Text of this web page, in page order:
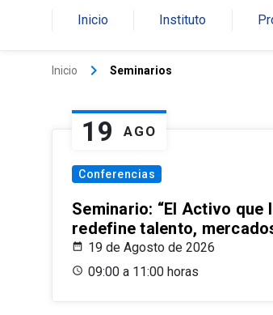
Inicio Instituto
Inicio keyboard_arrow_right Seminarios
19 AGO
Conferencias
Seminario: “El Activo
redefine talento,
19 de Agosto de 2026
09:00 a 11:00 horas